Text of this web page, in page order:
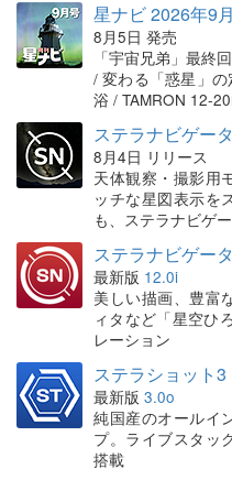
星ナビ 2026年9
8月5日 発売
「宇宙兄弟」最終
/ 変わる「惑星」
浴 / TAMRON 12-
ステラナビゲー
8月4日 リリース
天体観察・撮影用
ッチな星図表示を
も、ステラナビゲー
ステラナビゲー
最新版 12.0i
美しい描画、豊富
ィタなど「星空ひ
レーション
ステラショット3
最新版 3.0o
純国産のオールイ
プ。ライブスタッ
搭載